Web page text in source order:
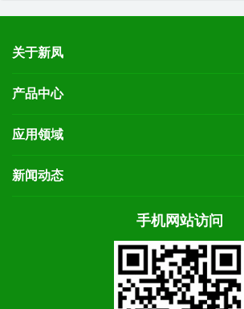
关于新凤
产品中心
应用领域
新闻动态
手机网站访问